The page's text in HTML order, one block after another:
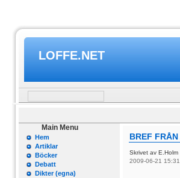
LOFFE.NET
Main Menu
Hem
Artiklar
Böcker
Debatt
Dikter (egna)
BREF
Skrivet av E.Holm
2009-06-21 15:31